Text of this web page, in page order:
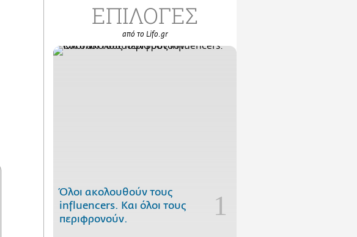
ΕΠΙΛΟΓΕΣ
από το Lifo.gr
Όλοι ακολουθούν τους
influencers. Και όλοι τους
περιφρονούν.